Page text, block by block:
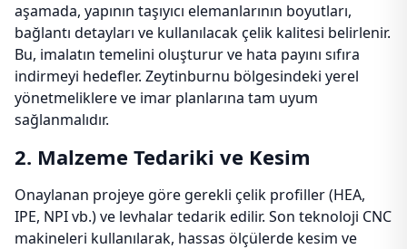
aşamada, yapının taşıyıcı elemanlarının boyutları,
bağlantı detayları ve kullanılacak çelik kalitesi belirlenir.
Bu, imalatın temelini oluşturur ve hata payını sıfıra
indirmeyi hedefler. Zeytinburnu bölgesindeki yerel
yönetmeliklere ve imar planlarına tam uyum
sağlanmalıdır.
2. Malzeme Tedariki ve Kesim
Onaylanan projeye göre gerekli çelik profiller (HEA,
IPE, NPI vb.) ve levhalar tedarik edilir. Son teknoloji CNC
makineleri kullanılarak, hassas ölçülerde kesim ve